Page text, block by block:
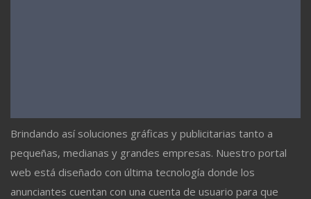
Brindando así soluciones gráficas y publicitarias tanto a
pequeñas, medianas y grandes empresas. Nuestro portal
web está diseñado con última tecnología donde los
anunciantes cuentan con una cuenta de usuario para que